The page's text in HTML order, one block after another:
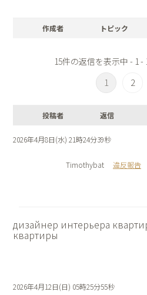
作成者 トピック
15件の返信を表示中 - 1 -
1 2
投稿者 返信
2026年4月8日(水) 21時24分39秒
Timothybat 違反報告
дизайнер интерьера
квартиры
2026年4月12日(日) 05時25分55秒